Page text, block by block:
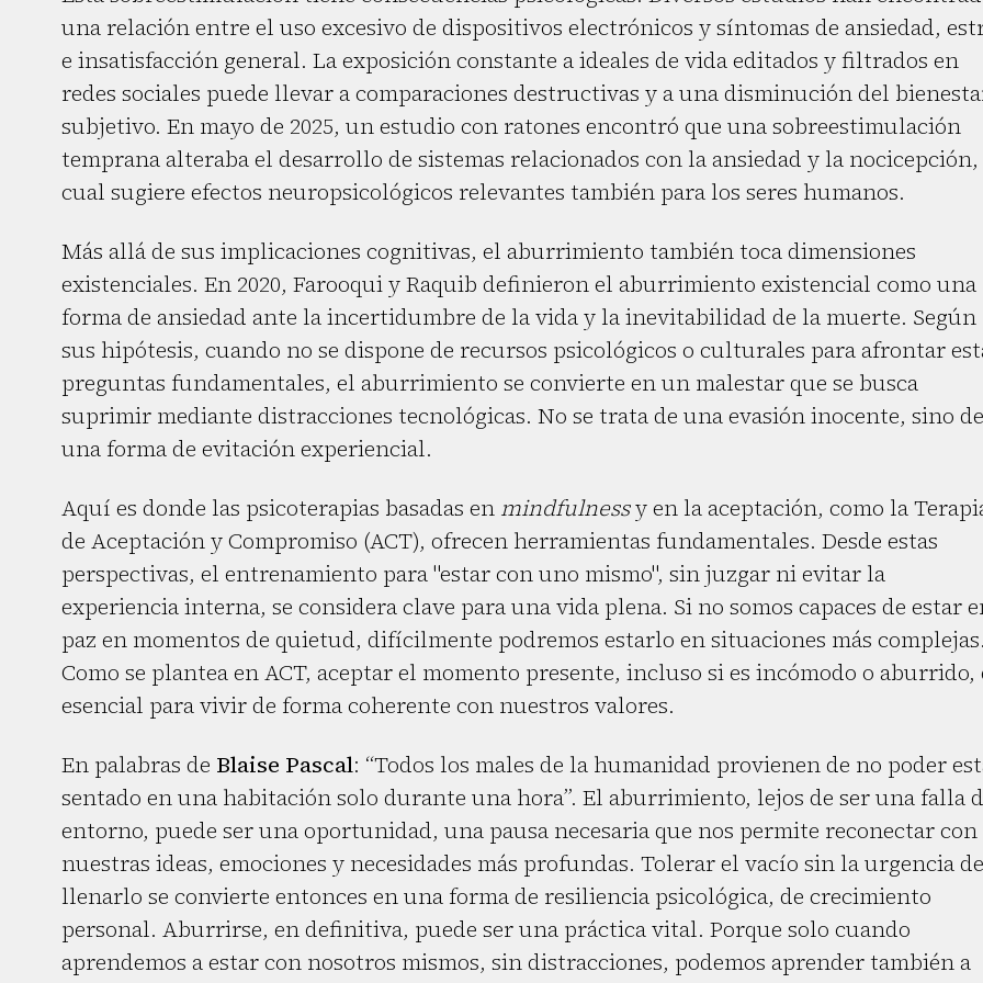
una relación entre el uso excesivo de dispositivos electrónicos y síntomas de ansiedad,
e insatisfacción general. La exposición constante a ideales de vida editados y filtrados en
redes sociales puede llevar a comparaciones destructivas y a una disminución del
subjetivo. En mayo de 2025, un estudio con ratones encontró que una sobreestimulación
temprana alteraba el desarrollo de sistemas relacionados con la ansiedad y la
cual sugiere efectos neuropsicológicos relevantes también para los seres humanos.
Más allá de sus implicaciones cognitivas, el aburrimiento también toca dimensiones
existenciales. En 2020, Farooqui y Raquib definieron el aburrimiento existencial como una
forma de ansiedad ante la incertidumbre de la vida y la inevitabilidad de la muerte. Según
sus hipótesis, cuando no se dispone de recursos psicológicos o culturales para afrontar
preguntas fundamentales, el aburrimiento se convierte en un malestar que se busca
suprimir mediante distracciones tecnológicas. No se trata de una evasión inocente, sino de
una forma de evitación experiencial.
Aquí es donde las psicoterapias basadas en mindfulnessy en la aceptación, como la
de Aceptación y Compromiso (ACT), ofrecen herramientas fundamentales. Desde estas
perspectivas, el entrenamiento para "estar con uno mismo", sin juzgar ni evitar la
experiencia interna, se considera clave para una vida plena. Si no somos capaces de estar
paz en momentos de quietud, difícilmente podremos estarlo en situaciones más complejas.
Como se plantea en ACT, aceptar el momento presente, incluso si es incómodo o aburrido,
esencial para vivir de forma coherente con nuestros valores.
En palabras de Blaise Pascal: “Todos los males de la humanidad provienen de no poder
sentado en una habitación solo durante una hora”. El aburrimiento, lejos de ser una falla
entorno, puede ser una oportunidad, una pausa necesaria que nos permite reconectar con
nuestras ideas, emociones y necesidades más profundas. Tolerar el vacío sin la urgencia de
llenarlo se convierte entonces en una forma de resiliencia psicológica, de crecimiento
personal. Aburrirse, en definitiva, puede ser una práctica vital. Porque solo cuando
aprendemos a estar con nosotros mismos, sin distracciones, podemos aprender también a